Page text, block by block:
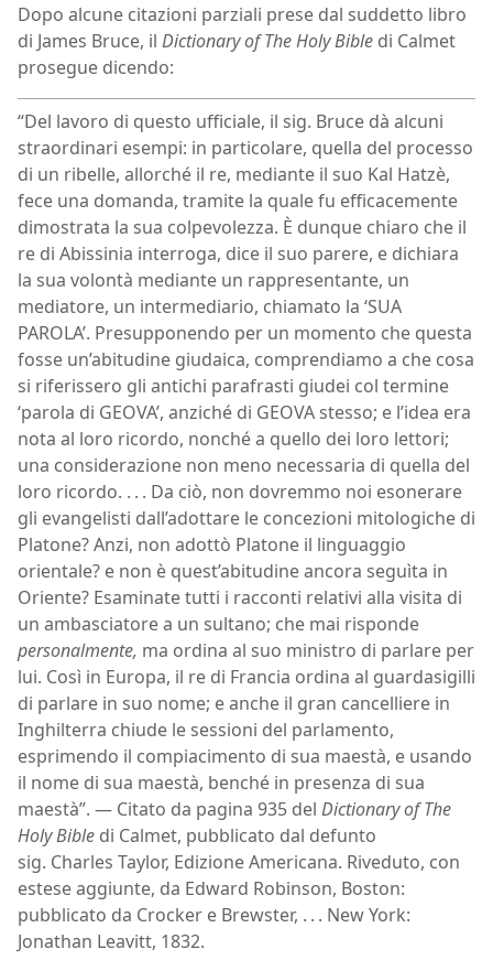
Dopo alcune citazioni parziali prese dal suddetto libro
di James Bruce, il Dictionary of The Holy Bible di Calmet
prosegue dicendo:
“Del lavoro di questo ufficiale, il sig. Bruce dà alcuni
straordinari esempi: in particolare, quella del processo
di un ribelle, allorché il re, mediante il suo Kal Hatzè,
fece una domanda, tramite la quale fu efficacemente
dimostrata la sua colpevolezza. È dunque chiaro che il
re di Abissinia interroga, dice il suo parere, e dichiara
la sua volontà mediante un rappresentante, un
mediatore, un intermediario, chiamato la ‘SUA
PAROLA’. Presupponendo per un momento che questa
fosse un’abitudine giudaica, comprendiamo a che cosa
si riferissero gli antichi parafrasti giudei col termine
‘parola di GEOVA’, anziché di GEOVA stesso; e l’idea era
nota al loro ricordo, nonché a quello dei loro lettori;
una considerazione non meno necessaria di quella del
loro ricordo. . . . Da ciò, non dovremmo noi esonerare
gli evangelisti dall’adottare le concezioni mitologiche di
Platone? Anzi, non adottò Platone il linguaggio
orientale? e non è quest’abitudine ancora seguìta in
Oriente? Esaminate tutti i racconti relativi alla visita di
un ambasciatore a un sultano; che mai risponde
personalmente, ma ordina al suo ministro di parlare per
lui. Così in Europa, il re di Francia ordina al guardasigilli
di parlare in suo nome; e anche il gran cancelliere in
Inghilterra chiude le sessioni del parlamento,
esprimendo il compiacimento di sua maestà, e usando
il nome di sua maestà, benché in presenza di sua
maestà”. — Citato da pagina 935 del Dictionary of The
Holy Bible di Calmet, pubblicato dal defunto
sig. Charles Taylor, Edizione Americana. Riveduto, con
estese aggiunte, da Edward Robinson, Boston:
pubblicato da Crocker e Brewster, . . . New York:
Jonathan Leavitt, 1832.